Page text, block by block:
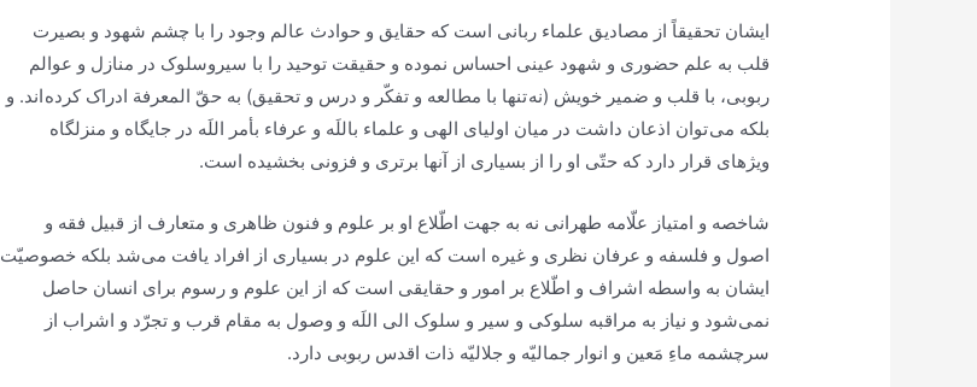
ایشان تحقيقاً از مصاديق علماء ربانی است كه حقایق و حوادث عالم وجود را با چشم شهود و بصيرت
قلب به علم حضورى و شهود عينى احساس نموده و حقيقت توحيد را با سیروسلوک در منازل و عوالم
ربوبى، با قلب و ضمير خويش (نه تنها با مطالعه و تفكّر و درس و تحقيق) به حقّ المعرفة ادراک كرده اند. و
بلكه می توان اذعان داشت در ميان اولياى الهى و علماء باللَه و عرفاء بأمر اللَه در جايگاه و منزلگاه
ويژه‏اى قرار دارد كه حتّى او را از بسيارى از آنها برترى و فزونى بخشيده است.
شاخصه و امتياز علّامه طهرانى نه به جهت اطّلاع او بر علوم و فنون ظاهرى و متعارف از قبيل فقه و
اصول و فلسفه و عرفان نظرى و غيره است كه اين علوم در بسيارى از افراد يافت می‌‏شد بلکه خصوصيّت
ايشان به واسطه اشراف و اطّلاع بر امور و حقايقى است كه از اين علوم و رسوم براى انسان حاصل
نمی‌‏شود و نياز به مراقبه سلوكى و سير و سلوک الى اللَه و وصول به مقام قرب و تجرّد و اشراب از
سرچشمه ماءِ مَعين و انوار جماليّه و جلاليّه ذات اقدس ربوبى دارد.